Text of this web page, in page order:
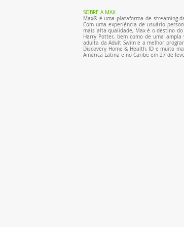
SOBRE A MAX
Max® é uma plataforma de streaming
Com uma experiência de usuário
mais alta qualidade, Max é o destino do
Harry Potter, bem como de uma
adulta da Adult Swim e a melhor
Discovery Home & Health, ID e muito
América Latina e no Caribe em 27 de